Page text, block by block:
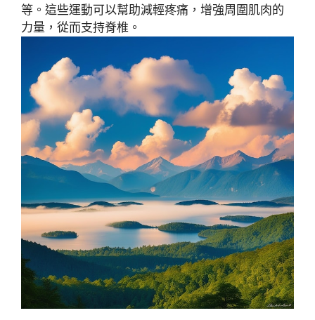
等。這些運動可以幫助減輕疼痛，增強周圍肌肉的
力量，從而支持脊椎。